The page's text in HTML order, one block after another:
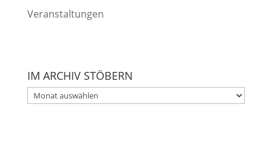
Veranstaltungen
IM ARCHIV STÖBERN
Im